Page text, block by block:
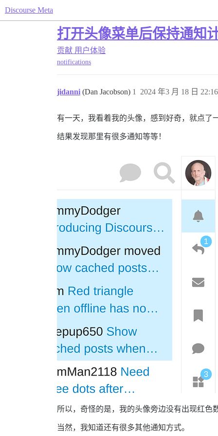
Discourse Meta
打开头像菜单后保持通知
贡献 用户体验
notifications
jidanni (Dan Jacobson) 2024 年3 月 18 日 22:16
1
有一天，我看着我的头像，感到好奇，就点了
结果发现那里有很多通知等等！
所以，奇怪的是，我的头像旁边没有出现红色
当然，我知道还有很多其他通知方式。